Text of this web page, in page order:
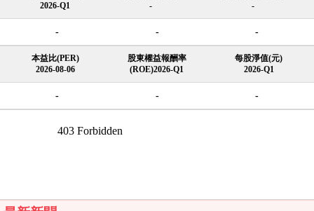
2026-Q1
-
-
- - -
本益比(PER)
2026-08-06
股東權益報酬率
(ROE)2026-Q1
每股淨值(元)
2026-Q1
- - -